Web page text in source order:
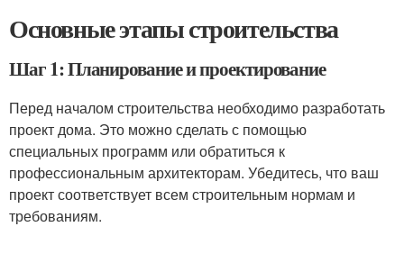
Основные этапы строительства
Шаг 1: Планирование и проектирование
Перед началом строительства необходимо разработать
проект дома. Это можно сделать с помощью
специальных программ или обратиться к
профессиональным архитекторам. Убедитесь, что ваш
проект соответствует всем строительным нормам и
требованиям.